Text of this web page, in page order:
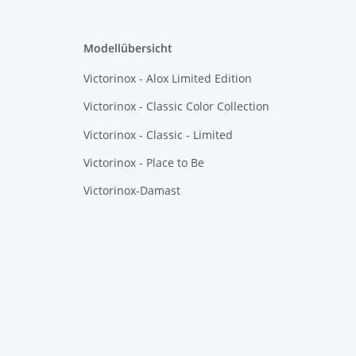
Modellübersicht
Victorinox - Alox Limited Edition
Victorinox - Classic Color Collection
Victorinox - Classic - Limited
Victorinox - Place to Be
Victorinox-Damast